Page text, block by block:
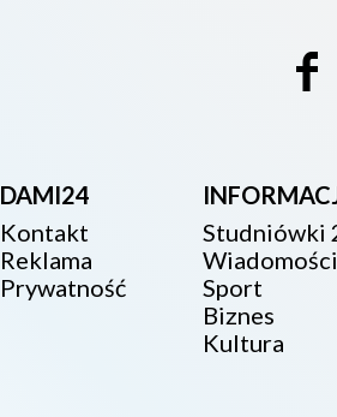
DAMI24
Kontakt
Reklama
Prywatność
Studniówki
Wiadomości
Sport
Biznes
Kultura